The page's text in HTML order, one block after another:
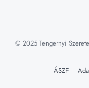
© 2025 Tengernyi
ÁSZF